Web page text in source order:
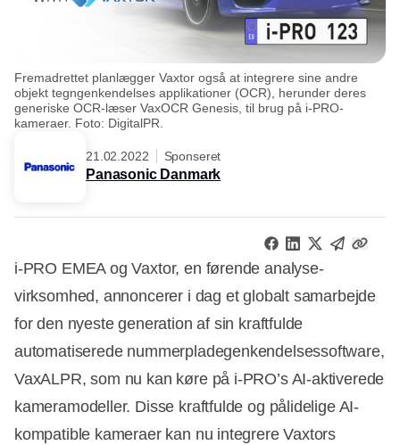
Fremadrettet planlægger Vaxtor også at integrere sine andre
objekt tegngenkendelses applikationer (OCR), herunder deres
generiske OCR-læser VaxOCR Genesis, til brug på i-PRO-
kameraer. Foto: DigitalPR.
21.02.2022 Sponseret
Panasonic Danmark
i-PRO EMEA og Vaxtor, en førende analyse-
virksomhed, annoncerer i dag et globalt samarbejde
for den nyeste generation af sin kraftfulde
automatiserede nummerpladegenkendelsessoftware,
VaxALPR, som nu kan køre på i-PRO’s AI-aktiverede
kameramodeller. Disse kraftfulde og pålidelige AI-
kompatible kameraer kan nu integrere Vaxtors